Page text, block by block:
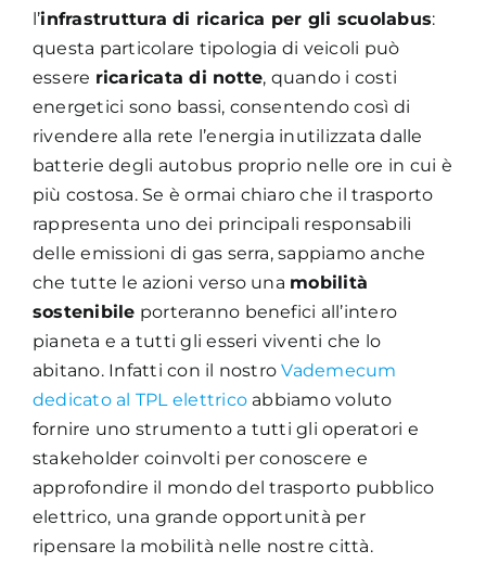
l’infrastruttura di ricarica per gli scuolabus:
questa particolare tipologia di veicoli può
essere ricaricata di notte, quando i costi
energetici sono bassi, consentendo così di
rivendere alla rete l’energia inutilizzata dalle
batterie degli autobus proprio nelle ore in cui è
più costosa. Se è ormai chiaro che il trasporto
rappresenta uno dei principali responsabili
delle emissioni di gas serra, sappiamo anche
che tutte le azioni verso una mobilità
sostenibile porteranno benefici all’intero
pianeta e a tutti gli esseri viventi che lo
abitano. Infatti con il nostroVademecum
dedicato al TPL elettrico abbiamo voluto
fornire uno strumento a tutti gli operatori e
stakeholder coinvolti per conoscere e
approfondire il mondo del trasporto pubblico
elettrico, una grande opportunità per
ripensare la mobilità nelle nostre città.